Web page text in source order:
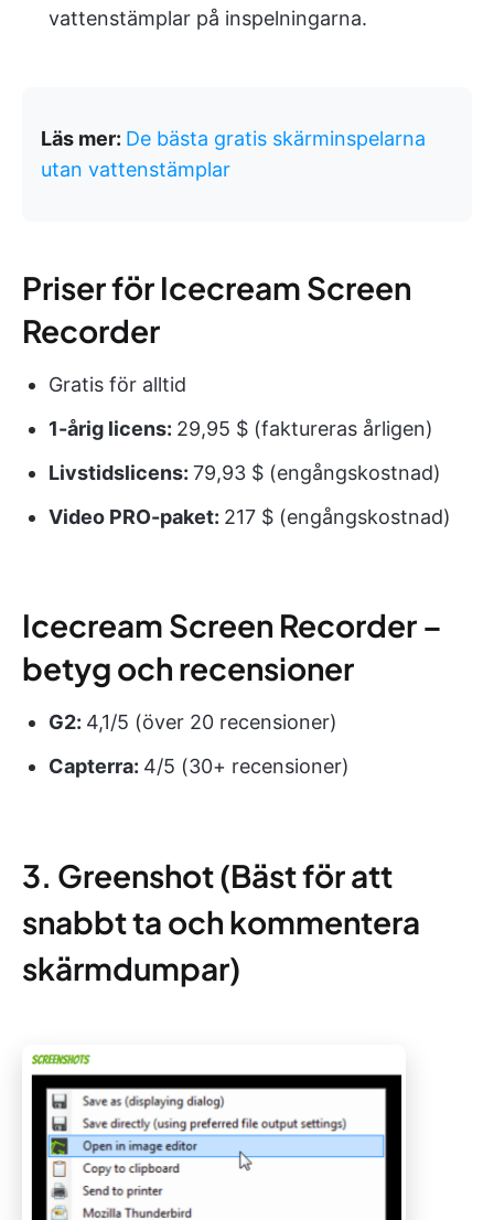
vattenstämplar på inspelningarna.
Läs mer: De bästa gratis skärminspelarna
utan vattenstämplar
Priser för Icecream Screen
Recorder
Gratis för alltid
1-årig licens: 29,95 $ (faktureras årligen)
Livstidslicens: 79,93 $ (engångskostnad)
Video PRO-paket: 217 $ (engångskostnad)
Icecream Screen Recorder –
betyg och recensioner
G2: 4,1/5 (över 20 recensioner)
Capterra: 4/5 (30+ recensioner)
3. Greenshot (Bäst för att
snabbt ta och kommentera
skärmdumpar)